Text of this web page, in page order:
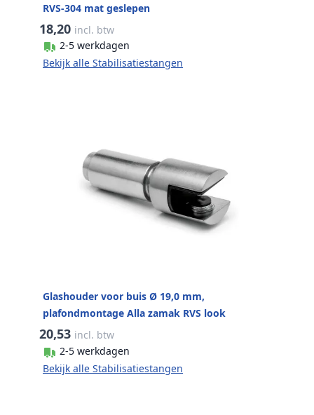
RVS-304 mat geslepen
18,20 incl. btw
2-5 werkdagen
Bekijk alle Stabilisatiestangen
Glashouder voor buis Ø 19,0 mm,
plafondmontage Alla zamak RVS look
20,53 incl. btw
2-5 werkdagen
Bekijk alle Stabilisatiestangen